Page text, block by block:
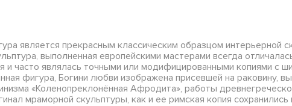
является прекрасным классическим образцом интерьерной
выполненная европейскими мастерами всегда
и часто являлась точными или модифицированными копиями с
фигура, Богини любви изображена присевшей на раковину,
«Коленопреклонённая Афродита», работы
мраморной скульптуры, как и ее римская копия